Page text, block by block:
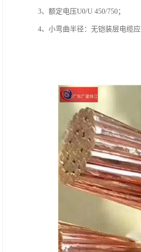
3、额定电压U0/U 450/750；
4、小弯曲半径：无铠装层电缆